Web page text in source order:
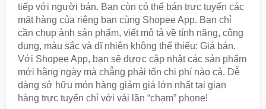
tiếp với người bán. Bạn còn có thể bán trực tuyến các
mặt hàng của riêng bạn cùng Shopee App. Bạn chỉ
cần chụp ảnh sản phẩm, viết mô tả về tính năng, công
dụng, màu sắc và dĩ nhiên không thể thiếu: Giá bán.
Với Shopee App, bạn sẽ được cập nhật các sản phẩm
mới hằng ngày mà chẳng phải tốn chi phí nào cả. Dễ
dàng sở hữu món hàng giảm giá lớn nhất tại gian
hàng trực tuyến chỉ với vài lần “chạm” phone!